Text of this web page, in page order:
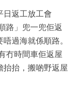
日返工放工會
路」兜一兜佢返
過海就係順路。
冇時間車佢返屋
抬抬，搬啲野返屋